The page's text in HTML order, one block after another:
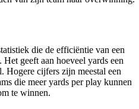
die de efficiëntie van een
geeft aan hoeveel yards een
Hogere cijfers zijn meestal een
die meer yards per play kunnen
te winnen.